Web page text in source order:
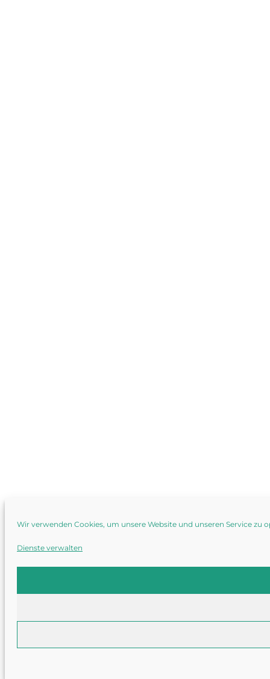
Wir verwenden Cookies, um unsere Website und unseren Service zu
Dienste verwalten